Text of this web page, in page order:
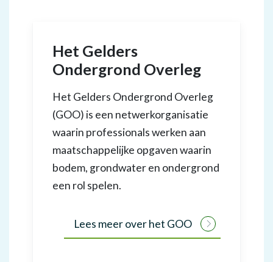
Het Gelders
Ondergrond Overleg
Het Gelders Ondergrond Overleg
(GOO) is een netwerkorganisatie
waarin professionals werken aan
maatschappelijke opgaven waarin
bodem, grondwater en ondergrond
een rol spelen.
Lees meer over het GOO